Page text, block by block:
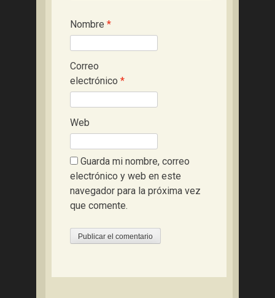
Nombre *
Correo
electrónico *
Web
Guarda mi nombre, correo
electrónico y web en este
navegador para la próxima vez
que comente.